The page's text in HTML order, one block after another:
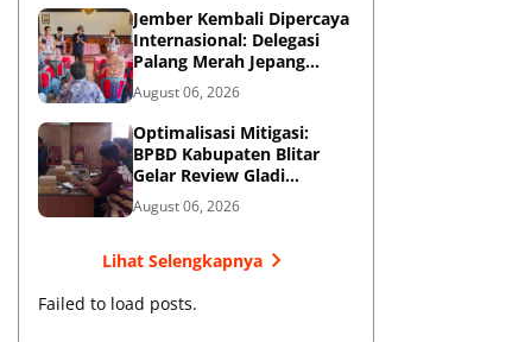
Jember Kembali Dipercaya
Internasional: Delegasi
Palang Merah Jepang
Perkuat Kesiapsiagaan
Bencana di Kawasan
Pesisir dan Sekolah
August 06, 2026
Optimalisasi Mitigasi:
BPBD Kabupaten Blitar
Gelar Review Gladi
Kontinjensi Erupsi Gunung
Kelud
August 06, 2026
Lihat Selengkapnya
Failed to load posts.